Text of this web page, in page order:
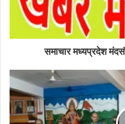
समाचार मध्यप्रदेश